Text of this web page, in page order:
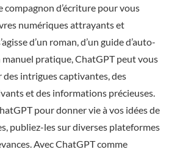
compagnon d’écriture pour vous
numériques attrayants et
d’un roman, d’un guide d’auto-
manuel pratique, ChatGPT peut vous
des intrigues captivantes, des
et des informations précieuses.
pour donner vie à vos idées de
publiez-les sur diverses plateformes
Avec ChatGPT comme